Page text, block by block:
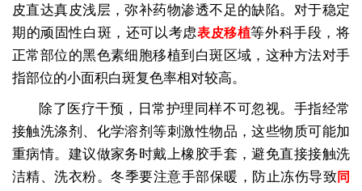
皮直达真皮浅层，弥补药物渗透不足的缺陷。对于稳定
期的顽固性白斑，还可以考虑表皮移植等外科手段，将
正常部位的黑色素细胞移植到白斑区域，这种方法对手
指部位的小面积白斑复色率相对较高。
除了医疗干预，日常护理同样不可忽视。手指经常
接触洗涤剂、化学溶剂等刺激性物品，这些物质可能加
重病情。建议做家务时戴上橡胶手套，避免直接接触洗
洁精、洗衣粉。冬季要注意手部保暖，防止冻伤导致同